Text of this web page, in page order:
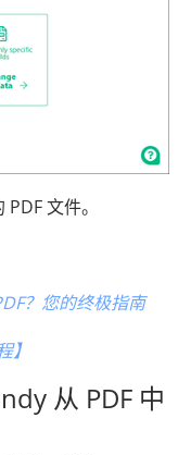
文件。
？您的终极指南
】
从 PDF 中